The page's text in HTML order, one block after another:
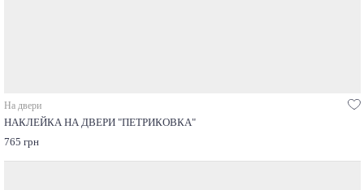
На двери
НАКЛЕЙКА НА ДВЕРИ "ПЕТРИКОВКА"
765 грн